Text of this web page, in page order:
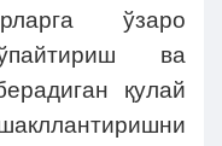
ўзаро
ва
қулай